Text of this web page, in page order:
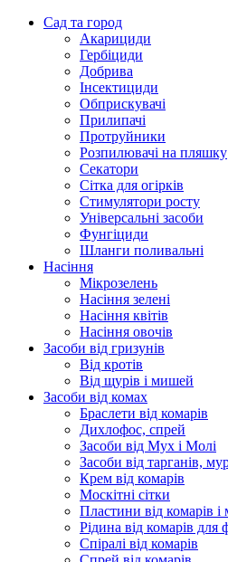
Сад та город
Акарициди
Гербіциди
Добрива
Інсектициди
Обприскувачі
Прилипачі
Протруйники
Розпилювачі на пляшку
Секатори
Сітка для огірків
Стимулятори росту
Універсальні засоби
Фунгіциди
Шланги поливальні
Насіння
Мікрозелень
Насіння зелені
Насіння квітів
Насіння овочів
Засоби від гризунів
Від кротів
Від щурів і мишей
Засоби від комах
Браслети від комарів
Дихлофос, спрей
Засоби від Мух і Молі
Засоби від тарганів,
Крем від комарів
Москітні сітки
Пластини від комарів і
Рідина від комарів для
Спіралі від комарів